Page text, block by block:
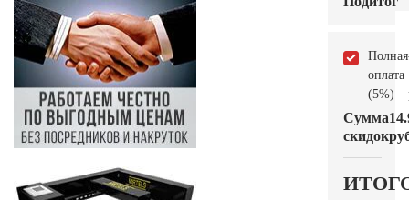
Полная
оплата
(5%)
Сумма
скидок